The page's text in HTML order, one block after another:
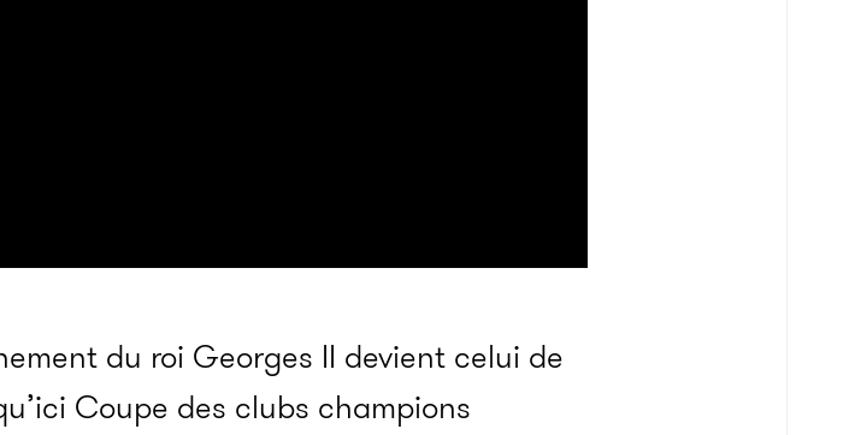
du roi Georges II devient celui de
Coupe des clubs champions